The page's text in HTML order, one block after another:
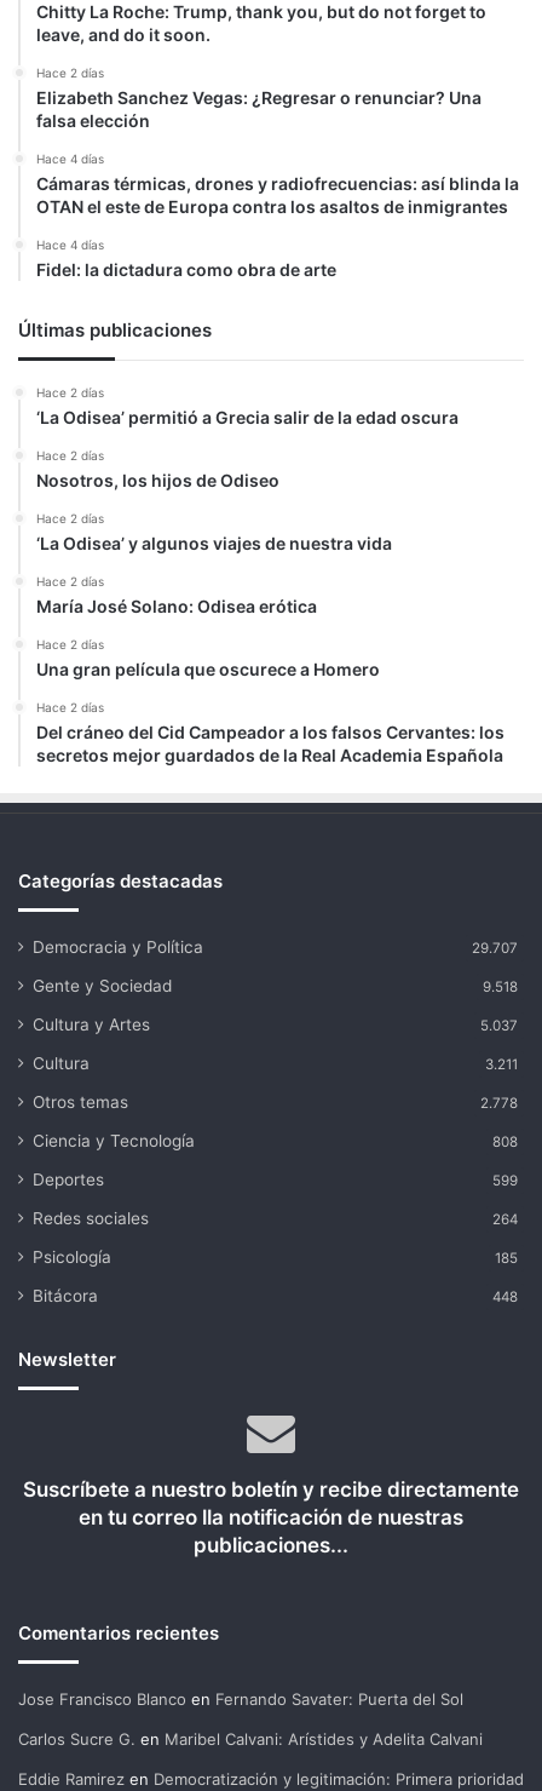
Chitty La Roche: Trump, thank you, but do not forget to
leave, and do it soon.
Hace 2 días
Elizabeth Sanchez Vegas: ¿Regresar o renunciar? Una
falsa elección
Hace 4 días
Cámaras térmicas, drones y radiofrecuencias: así blinda la
OTAN el este de Europa contra los asaltos de inmigrantes
Hace 4 días
Fidel: la dictadura como obra de arte
Últimas publicaciones
Hace 2 días
‘La Odisea’ permitió a Grecia salir de la edad oscura
Hace 2 días
Nosotros, los hijos de Odiseo
Hace 2 días
‘La Odisea’ y algunos viajes de nuestra vida
Hace 2 días
María José Solano: Odisea erótica
Hace 2 días
Una gran película que oscurece a Homero
Hace 2 días
Del cráneo del Cid Campeador a los falsos Cervantes: los
secretos mejor guardados de la Real Academia Española
Categorías destacadas
Democracia y Política 29.707
Gente y Sociedad 9.518
Cultura y Artes 5.037
Cultura 3.211
Otros temas 2.778
Ciencia y Tecnología 808
Deportes 599
Redes sociales 264
Psicología 185
Bitácora 448
Newsletter
Suscríbete a nuestro boletín y recibe directamente
en tu correo lla notificación de nuestras
publicaciones...
Comentarios recientes
Jose Francisco Blanco en Fernando Savater: Puerta del Sol
Carlos Sucre G. en Maribel Calvani: Arístides y Adelita Calvani
Eddie Ramirez en Democratización y legitimación: Primera prioridad